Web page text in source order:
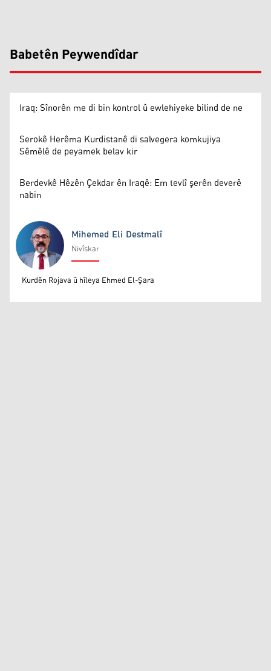
Babetên Peywendîdar
Iraq: Sînorên me di bin kontrol û ewlehiyeke bilind de ne
Serokê Herêma Kurdistanê di salvegera komkujiya
Sêmêlê de peyamek belav kir
Berdevkê Hêzên Çekdar ên Iraqê: Em tevlî şerên deverê
nabin
Mihemed Eli Destmalî
Mihemed Eli Destmalî
Nivîskar
Kurdên Rojava û hîleya Ehmed El-Şara